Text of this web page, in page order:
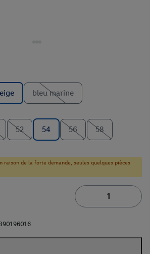
bleu marine
52 54 56 58
raison de la forte demande, seules quelques pièces